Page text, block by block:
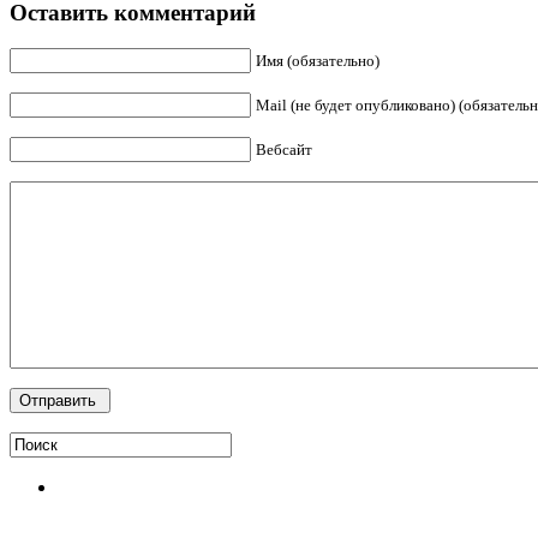
Оставить комментарий
Имя (обязательно)
Mail (не будет опубликовано)
Вебсайт